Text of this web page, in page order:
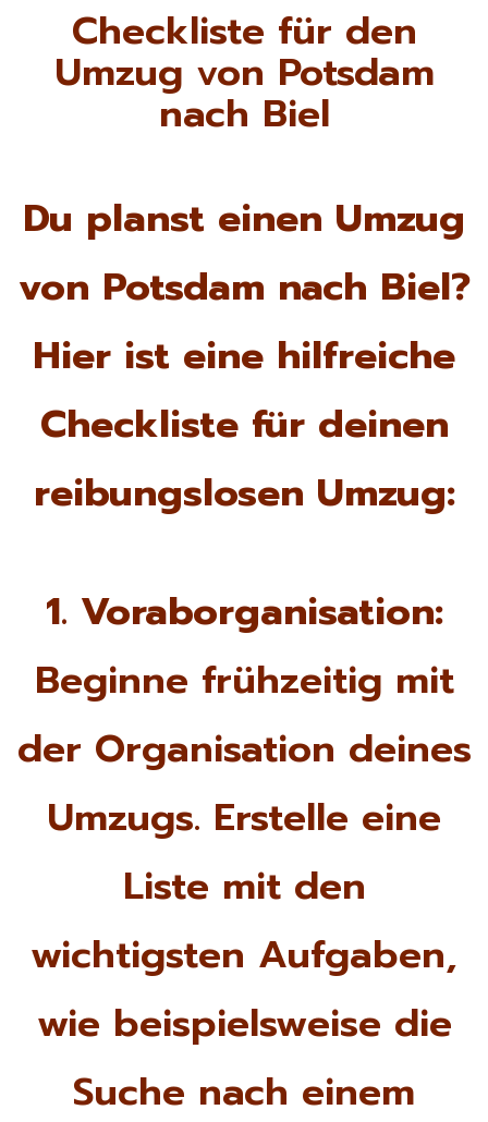
Checkliste für den
Umzug von Potsdam
nach Biel
Du planst einen Umzug
von Potsdam nach Biel?
Hier ist eine hilfreiche
Checkliste für deinen
reibungslosen Umzug:
1. Voraborganisation:
Beginne frühzeitig mit
der Organisation deines
Umzugs. Erstelle eine
Liste mit den
wichtigsten Aufgaben,
wie beispielsweise die
Suche nach einem